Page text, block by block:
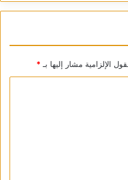
الإلزامية مشار إليها بـ *